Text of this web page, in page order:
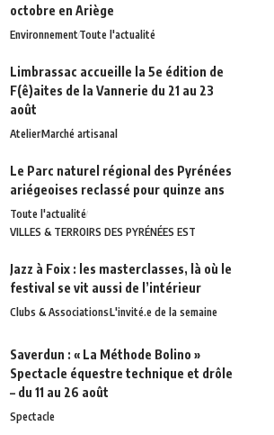
octobre en Ariège
EnvironnementToute l'actualité
Limbrassac accueille la 5e édition de
F(ê)aites de la Vannerie du 21 au 23
août
AtelierMarché artisanal
Le Parc naturel régional des Pyrénées
ariégeoises reclassé pour quinze ans
Toute l'actualité
VILLES & TERROIRS DES PYRÉNÉES EST
Jazz à Foix : les masterclasses, là où le
festival se vit aussi de l’intérieur
Clubs & AssociationsL'invité.e de la semaine
Saverdun : « La Méthode Bolino »
Spectacle équestre technique et drôle
– du 11 au 26 août
Spectacle